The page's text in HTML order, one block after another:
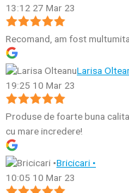
13:12 27 Mar 23
Recomand, am fost
Larisa
19:25 10 Mar 23
Produse de foarte buna
cu mare incredere!
Bricicari •
10:05 10 Mar 23